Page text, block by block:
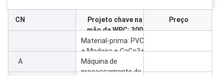
CN
Projeto chave na
mão da WPC: 300
portas por dia
Preço
Material-prima: PVC
+ Madeira + CaCo3+
Misturas químicas
A
Máquina de
processamento de